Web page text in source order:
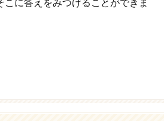
に答えをみつけることができま